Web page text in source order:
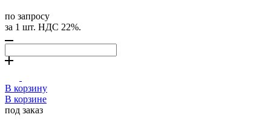
по запросу
за 1 шт. НДС 22%.
В корзину
В корзине
под заказ